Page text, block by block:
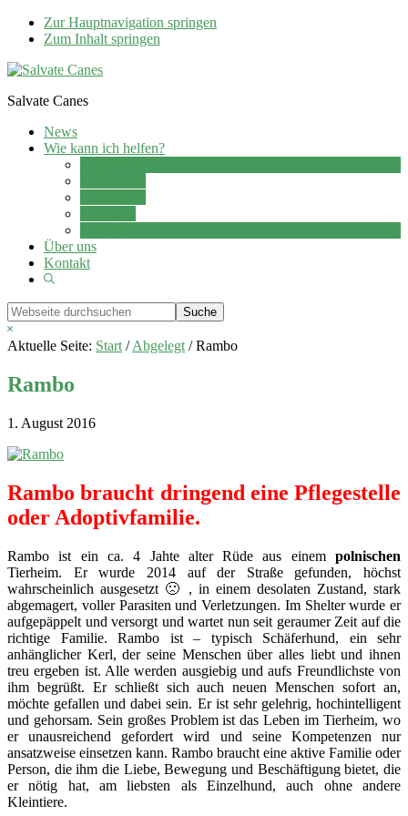
Zur Hauptnavigation springen
Zum Inhalt springen
Salvate Canes
News
Wie kann ich helfen?
Über uns
Kontakt
Show
Webseite
durchsuchen
Hide
Search
Aktuelle Seite: Start / Abgelegt /Rambo
Rambo
1. August 2016
Rambo braucht dringend eine Pflegestelle
oder Adoptivfamilie.
Rambo ist ein ca. 4 Jahte alter Rüde aus einempolnischen
Tierheim. Er wurde 2014 auf der Straße gefunden, höchst
wahrscheinlich ausgesetzt 🙁 , in einem desolaten Zustand, stark
abgemagert, voller Parasiten und Verletzungen. Im Shelter wurde er
aufgepäppelt und versorgt und wartet nun seit geraumer Zeit auf die
richtige Familie. Rambo ist – typisch Schäferhund, ein sehr
anhänglicher Kerl, der seine Menschen über alles liebt und ihnen
treu ergeben ist. Alle werden ausgiebig und aufs Freundlichste von
ihm begrüßt. Er schließt sich auch neuen Menschen sofort an,
möchte gefallen und dabei sein. Er ist sehr gelehrig, hochintelligent
und gehorsam. Sein großes Problem ist das Leben im Tierheim, wo
er unausreichend gefordert wird und seine Kompetenzen nur
ansatzweise einsetzen kann. Rambo braucht eine aktive Familie oder
Person, die ihm die Liebe, Bewegung und Beschäftigung bietet, die
er nötig hat, am liebsten als Einzelhund, auch ohne andere
Kleintiere.